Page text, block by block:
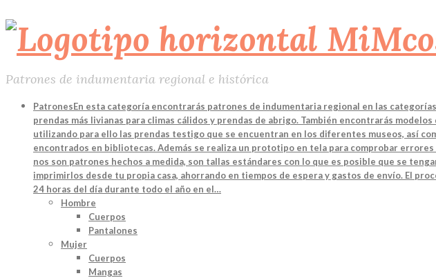
Patrones de indumentaria regional e histórica
PatronesEn esta categoría encontrarás patrones de indumentaria regional en las
prendas más livianas para climas cálidos y prendas de abrigo. También encontrarás
utilizando para ello las prendas testigo que se encuentran en los diferentes museos, así
encontrados en bibliotecas. Además se realiza un prototipo en tela para comprobar
nos son patrones hechos a medida, son tallas estándares con lo que es posible que se
imprimirlos desde tu propia casa, ahorrando en tiempos de espera y gastos de envío. El
24 horas del día durante todo el año en el…
Hombre
Cuerpos
Pantalones
Mujer
Cuerpos
Mangas